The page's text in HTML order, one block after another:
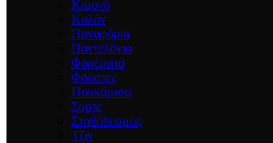
Κιμονό
Κολάν
Πανοφόρια
Παντελόνια
Φορέματα
Φούστες
Πουκάμισα
Σορτς
Στηθόδεσμος
Τζιν